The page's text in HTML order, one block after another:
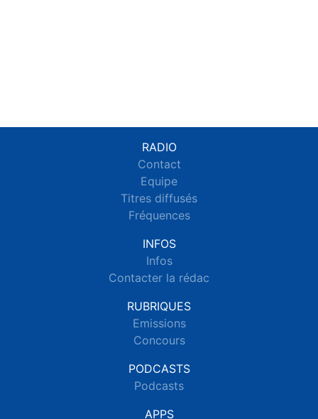
RADIO
Contact
Equipe
Titres diffusés
Fréquences
INFOS
Infos
Contacter la rédac
RUBRIQUES
Emissions
Concours
PODCASTS
Podcasts
APPS